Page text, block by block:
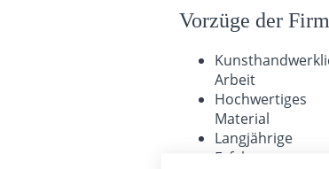
Vorzüge der
Arbeit
Hochwertiges
Material
Langjährige
Erfahrungen